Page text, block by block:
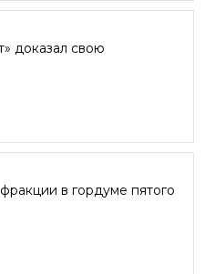
доказал свою
в гордуме пятого